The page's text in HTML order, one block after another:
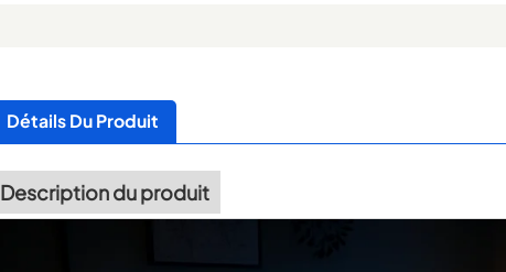
Détails Du Produit
Description du produit